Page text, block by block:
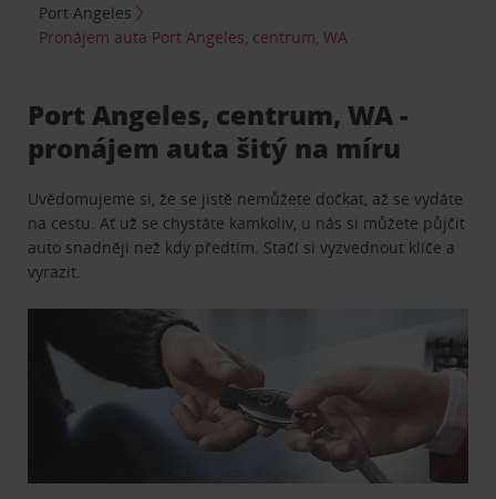
Port Angeles
Pronájem auta Port Angeles, centrum, WA
Port Angeles, centrum, WA -
pronájem auta šitý na míru
Uvědomujeme si, že se jistě nemůžete dočkat, až se vydáte
na cestu. Ať už se chystáte kamkoliv, u nás si můžete půjčit
auto snadněji než kdy předtím. Stačí si vyzvednout klíče a
vyrazit.